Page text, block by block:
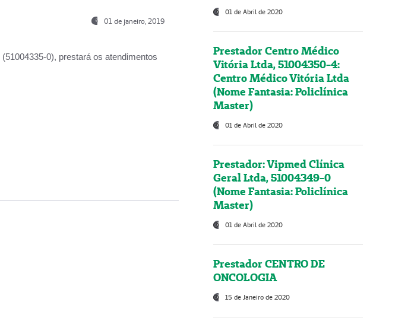
01 de janeiro, 2019
(51004335-0), prestará os atendimentos
01 de Abril de 2020
Prestador Centro Médico
Vitória Ltda, 51004350-4:
Centro Médico Vitória Ltda
(Nome Fantasia: Policlínica
Master)
01 de Abril de 2020
Prestador: Vipmed Clínica
Geral Ltda, 51004349-0
(Nome Fantasia: Policlínica
Master)
01 de Abril de 2020
Prestador CENTRO DE
ONCOLOGIA
15 de Janeiro de 2020